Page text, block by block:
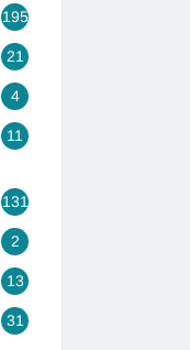
195
21
4
11
131
2
13
31